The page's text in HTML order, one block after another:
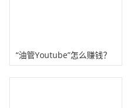
“油管Youtube”怎么赚钱？
美女短视频搬砖项目！